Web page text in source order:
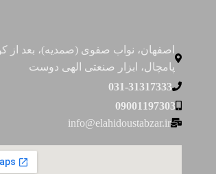
پامچال، ابزار صنعتی الهی دوست
031-31317333
09001197303
info@elahidoustabzar.ir